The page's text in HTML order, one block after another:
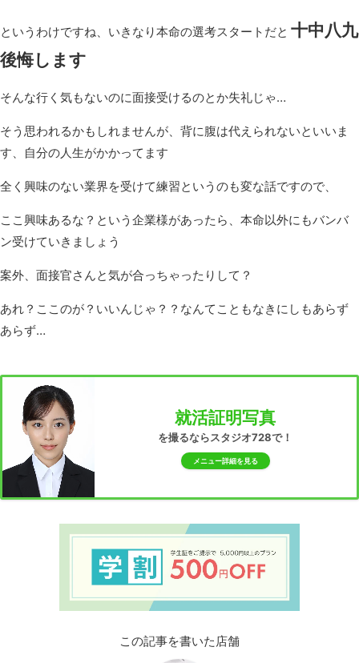
というわけですね、いきなり本命の選考スタートだと 十中八九
後悔します
そんな行く気もないのに面接受けるのとか失礼じゃ…
そう思われるかもしれませんが、背に腹は代えられないといいま
す、自分の人生がかかってます
全く興味のない業界を受けて練習というのも変な話ですので、
ここ興味あるな？という企業様があったら、本命以外にもバンバ
ン受けていきましょう
案外、面接官さんと気が合っちゃったりして？
あれ？ここのが？いいんじゃ？？なんてこともなきにしもあらず
あらず…
就活証明写真
を撮るならスタジオ728で！
メニュー詳細を見る
この記事を書いた店舗